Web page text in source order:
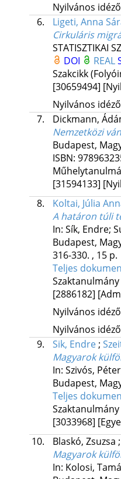
Nyilvános
6.
Ligeti, Anna
Cirkuláris
STATISZTIKAI
DOI
REAL
Szakcikk
[30659494]
Nyilvános
7.
Dickmann,
Nemzetközi
Budapest,
ISBN:
[31594133]
8.
Koltai, Júlia
A határon túli
In: Sík, Endre;
Budapest,
316-330. , 15 p.
Teljes
[2886182]
Nyilvános
Nyilvános
9.
Sik, Endre;
Magyarok
In: Szivós,
Budapest,
Teljes
[3033968]
10.
Blaskó, Zsuzsa ;
Magyarok
In: Kolosi,